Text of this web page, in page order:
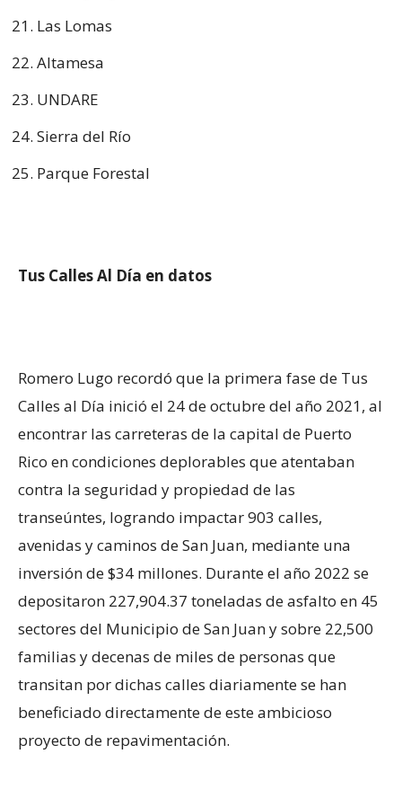
Las Lomas
Altamesa
UNDARE
Sierra del Río
Parque Forestal
Tus Calles Al Día en datos
Romero Lugo recordó que la primera fase de Tus
Calles al Día inició el 24 de octubre del año 2021, al
encontrar las carreteras de la capital de Puerto
Rico en condiciones deplorables que atentaban
contra la seguridad y propiedad de las
transeúntes, logrando impactar 903 calles,
avenidas y caminos de San Juan, mediante una
inversión de $34 millones. Durante el año 2022 se
depositaron 227,904.37 toneladas de asfalto en 45
sectores del Municipio de San Juan y sobre 22,500
familias y decenas de miles de personas que
transitan por dichas calles diariamente se han
beneficiado directamente de este ambicioso
proyecto de repavimentación.